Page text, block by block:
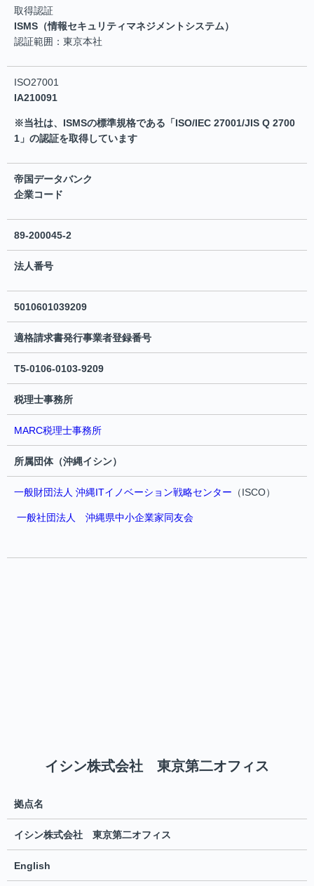
取得認証
ISMS（情報セキュリティマネジメントシステム）
認証範囲：東京本社
ISO27001
IA210091
※当社は、ISMSの標準規格である「ISO/IEC 27001/JIS Q 2700
1」の認証を取得しています
帝国データバンク
企業コード
89-200045-2
法人番号
5010601039209
適格請求書発行事業者登録番号
T5-0106-0103-9209
税理士事務所
MARC税理士事務所
所属団体（沖縄イシン）
一般財団法人 沖縄ITイノベーション戦略センター （ISCO）
一般社団法人 沖縄県中小企業家同友会
イシン株式会社 東京第二オフィス
拠点名
イシン株式会社 東京第二オフィス
English